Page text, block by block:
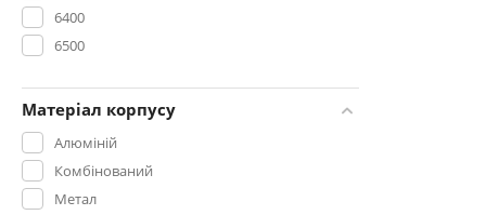
4750
5000
5750
9500
10000
6400
6500
Матеріал корпусу
Алюміній
Комбінований
Метал